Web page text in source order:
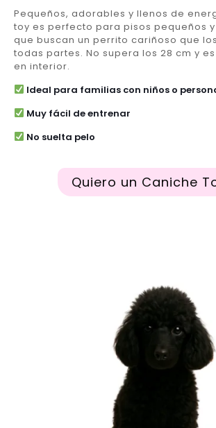
Pequeños, adorables y llenos de
toy es perfecto para pisos pequeños
que buscan un perrito cariñoso que
todas partes. No supera los 28 cm y
en interior.
Ideal para familias con niños o
Muy fácil de entrenar
No suelta pelo
Quiero un Caniche